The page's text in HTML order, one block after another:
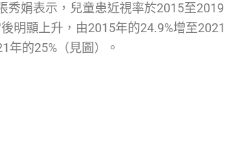
秀娟表示，兒童患近視率於2015至2019
明顯上升，由2015年的24.9%增至2021
年的25%（見圖）。